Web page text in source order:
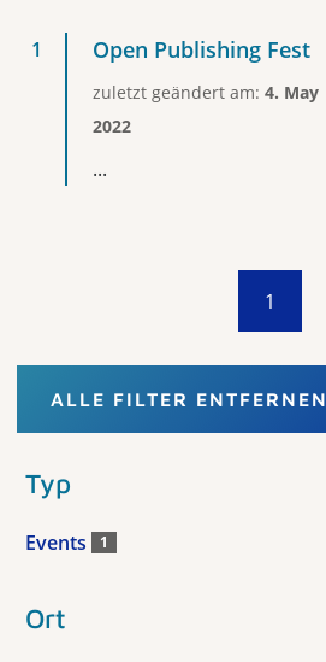
Open Publishing Fest
zuletzt geändert am: 4. May
2022
...
1
ALLE FILTER ENTFERNEN
Typ
Events 1
Ort